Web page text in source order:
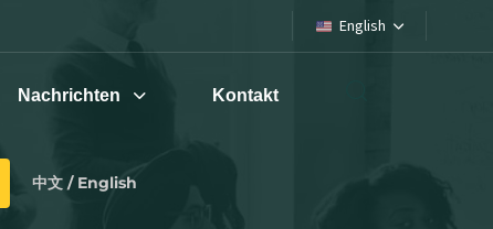
English
Nachrichten Kontakt
中文 / English